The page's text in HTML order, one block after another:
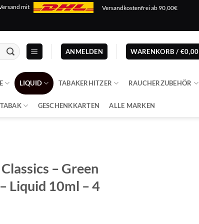
mit Versandkostenfrei ab 90,00€
ANMELDEN WARENKORB / €0,00
LIQUID TABAKERHITZER RAUCHERZUBEHÖR
GESCHENKKARTEN ALLE MARKEN
– Green
Liquid 10ml – 4